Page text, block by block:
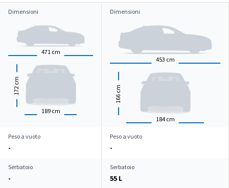
Dimensioni
471 cm
189 cm
172
cm
Dimensioni
453 cm
184 cm
166
cm
Peso a vuoto
-
Peso a vuoto
-
Serbatoio
-
Serbatoio
55 L